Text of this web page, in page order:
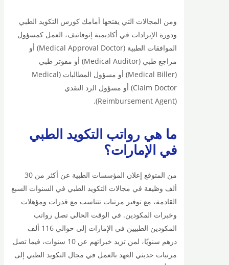
ومن المجالات التي يفتحها أمامك كورس التكويد الطبي
ودورة الإيرادات في أكاديمية إنوفاتيف، العمل كمسؤول
الموافقات الطبية (Medical Approval Doctor) أو
مراجع طبي (Medical Auditor) أو مفوتر طبي
(Medical Biller) أو مسؤول المطالبات (Medical
Claim Doctor) أو مسؤول الرد النقدي
ما هي رواتب التكويد الطبي
في الإمارات؟
من المتوقع إعلان المؤسسات الطبية عن أكثر من 30
ألف وظيفة في مجالات التكويد الطبي في السنوات السبع
القادمة، مع توفير مرتبات تتناسب مع قدرات ومؤهلات
وخبرات المكودين. في الوقت الحالي تصل رواتب
المكودين الطبيين في الإمارات إلى حوالي 116 ألف
درهم سنويًا، لمن تزيد خبراتهم عن 10 سنوات، فيما تصل
مرتبات حديثي العهد بالعمل في مجال التكويد الطبي إلى